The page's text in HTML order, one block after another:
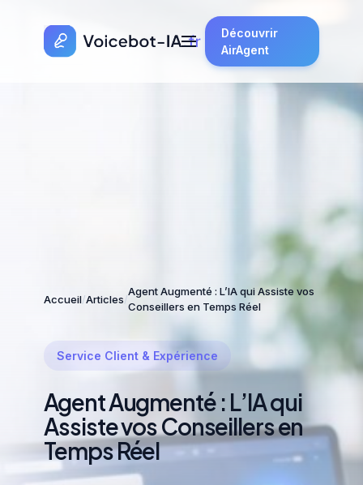
Découvrir
AirAgent
Accueil/Articles/
Agent Augmenté : L’IA qui Assiste vos
Conseillers en Temps Réel
Service Client & Expérience
Agent Augmenté : L’IA qui
Assiste vos Conseillers en
Temps Réel